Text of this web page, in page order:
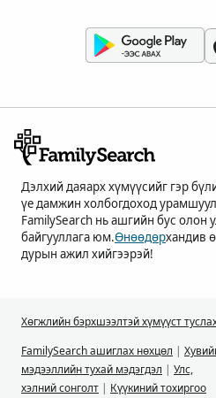
Дэлхий даяарх хүмүүсийг гэр
үе дамжин холбогдоход
FamilySearch нь ашгийн бус олон
байгууллага юм.Өнөөдөрхандив
дурын ажил хийгээрэй!
Хөгжлийн бэрхшээлтэй хүмүүст
FamilySearch ашиглах нөхцөл |
мэдээллийн тухай мэдэгдэл | Улс,
хэлний сонголт | Күүкиний тохиргоо